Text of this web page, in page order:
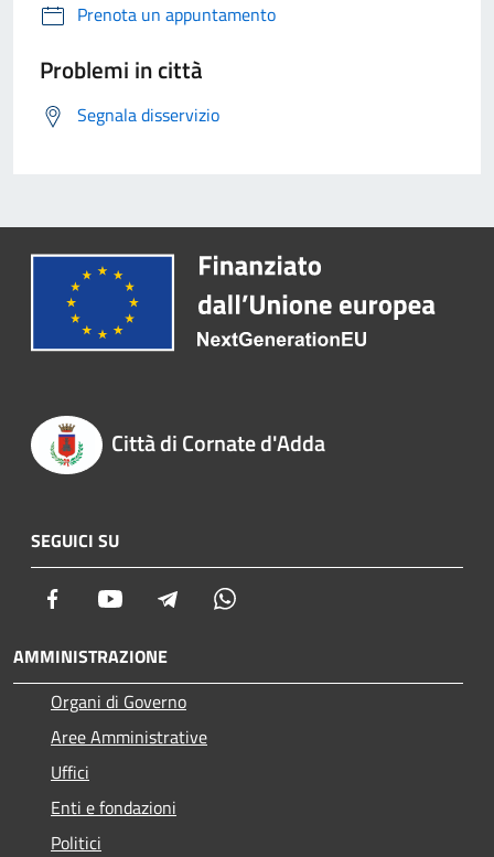
Prenota un appuntamento
Problemi in città
Segnala disservizio
Città di Cornate d'Adda
SEGUICI SU
Facebook Youtube Telegram
AMMINISTRAZIONE
Organi di Governo
Aree Amministrative
Uffici
Enti e fondazioni
Politici